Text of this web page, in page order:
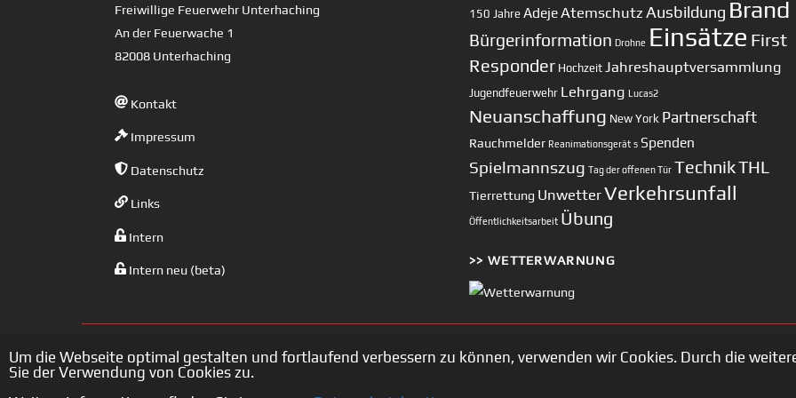
Freiwillige Feuerwehr Unterhaching
An der Feuerwache 1
82008 Unterhaching
Kontakt
Impressum
Datenschutz
Links
Intern
Intern neu (beta)
150 Jahre AdejeAtemschutz Ausbildung Brand
Bürgerinformation Drohne Einsätze First
Responder Hochzeit Jahreshauptversammlung
Jugendfeuerwehr Lehrgang Lucas2
Neuanschaffung New York Partnerschaft
Rauchmelder Reanimationsgerät s Spenden
Spielmannszug Tag der offenen Tür TechnikTHL
Tierrettung UnwetterVerkehrsunfall
Öffentlichkeitsarbeit Übung
>> WETTERWARNUNG
Copyright © 2002-2026 Feuerwehr Unterhaching
Um die Webseite optimal gestalten und fortlaufend verbessern zu können, verwenden wir Cookies. Durch die
Sie der Verwendung von Cookies zu.